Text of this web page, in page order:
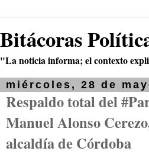
Bitácoras
"La noticia informa; el contexto
miércoles, 28 de
Respaldo total del
Manuel Alonso
alcaldía de Córdoba